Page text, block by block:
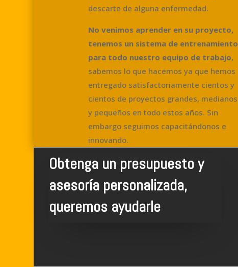
descarte de alguna enfermedad.
No venimos aprender en su proyecto,
tenemos un sistema de entrenamiento
para todo nuestro equipo de trabajo,
sabemos lo que hacemos ya que hemos
entregado satisfactoriamente cientos y
cientos de proyectos grandes, medianos
y pequeños en todo estos años. Sin
embargo seguimos capacitándonos e
innovando.
Obtenga un presupuesto y
asesoría personalizada,
queremos ayudarle